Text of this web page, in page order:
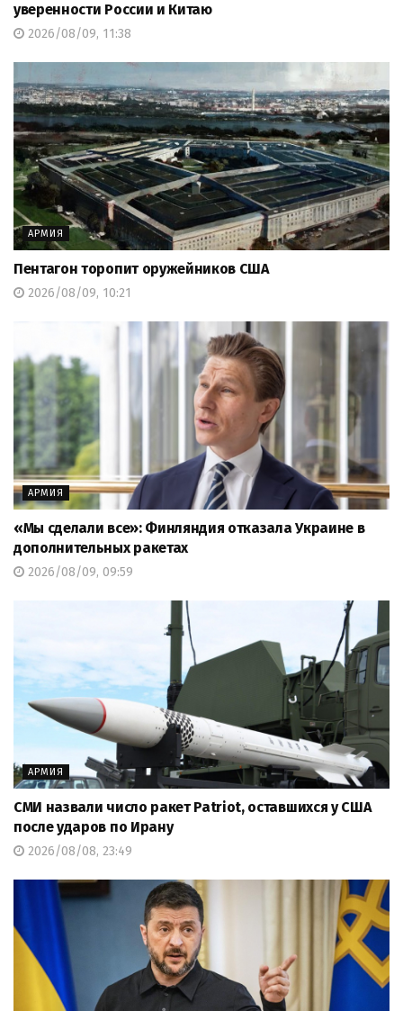
уверенности России и Китаю
2026/08/09, 11:38
АРМИЯ
Пентагон торопит оружейников США
2026/08/09, 10:21
АРМИЯ
«Мы сделали все»: Финляндия отказала Украине в
дополнительных ракетах
2026/08/09, 09:59
АРМИЯ
СМИ назвали число ракет Patriot, оставшихся у США
после ударов по Ирану
2026/08/08, 23:49